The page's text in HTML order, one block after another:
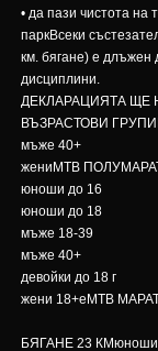
• да пази чистота на
паркВсеки
км. бягане) е длъжен
дисциплини.
ДЕКЛАРАЦИЯТА ЩЕ
ВЪЗРАСТОВИ
мъже 40+
жениMTB
юноши до 16
юноши до 18
мъже 18-39
мъже 40+
девойки до 18 г
жени 18+eMTB
БЯГАНЕ 23 КМюноши